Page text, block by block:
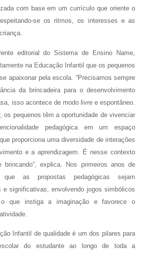
com base em um currículo que oriente o
se os ritmos, os interesses e as
editorial do Sistema de Ensino Name,
na Educação Infantil que os pequenos
apaixonar pela escola. “Precisamos sempre
da brincadeira para o desenvolvimento
isso acontece de modo livre e espontâneo.
os pequenos têm a oportunidade de vivenciar
pedagógica em um espaço
proporciona uma diversidade de interações
e a aprendizagem. É nesse contexto
brincando”, explica. Nos primeiros anos de
as propostas pedagógicas sejam
e significativas, envolvendo jogos simbólicos
que instiga a imaginação e favorece o
Infantil de qualidade é um dos pilares para
do estudante ao longo de toda a